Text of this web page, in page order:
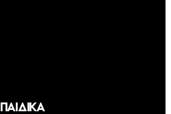
ΠΑΙΔΙΚΑ